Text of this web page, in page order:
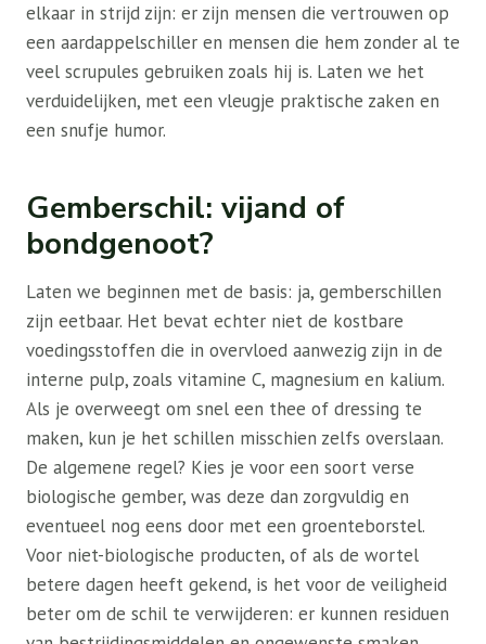
elkaar in strijd zijn: er zijn mensen die vertrouwen op
een aardappelschiller en mensen die hem zonder al te
veel scrupules gebruiken zoals hij is. Laten we het
verduidelijken, met een vleugje praktische zaken en
een snufje humor.
Gemberschil: vijand of
bondgenoot?
Laten we beginnen met de basis: ja, gemberschillen
zijn eetbaar. Het bevat echter niet de kostbare
voedingsstoffen die in overvloed aanwezig zijn in de
interne pulp, zoals vitamine C, magnesium en kalium.
Als je overweegt om snel een thee of dressing te
maken, kun je het schillen misschien zelfs overslaan.
De algemene regel? Kies je voor een soort verse
biologische gember, was deze dan zorgvuldig en
eventueel nog eens door met een groenteborstel.
Voor niet-biologische producten, of als de wortel
betere dagen heeft gekend, is het voor de veiligheid
beter om de schil te verwijderen: er kunnen residuen